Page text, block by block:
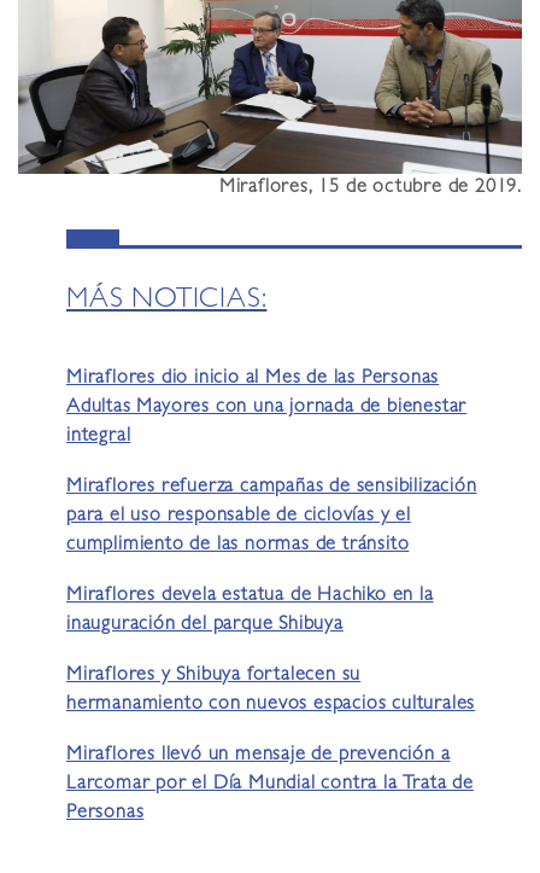
Miraflores, 15 de octubre de 2019.
MÁS NOTICIAS:
Miraflores dio inicio al Mes de las Personas
Adultas Mayores con una jornada de bienestar
integral
Miraflores refuerza campañas de sensibilización
para el uso responsable de ciclovías y el
cumplimiento de las normas de tránsito
Miraflores devela estatua de Hachiko en la
inauguración del parque Shibuya
Miraflores y Shibuya fortalecen su
hermanamiento con nuevos espacios culturales
Miraflores llevó un mensaje de prevención a
Larcomar por el Día Mundial contra la Trata de
Personas